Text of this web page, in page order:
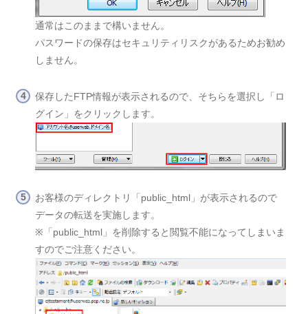
通常はこのままで構いません。
パスワードの保存はセキュリティリスクがあるためお勧め
しません。
保存したFTP情報が表示されるので、そちらを選択し「ロ
グイン」をクリックします。
お客様のディレクトリ「public_html」が表示されるので
データの転送を実施します。
※「public_html」を削除すると閲覧不能になってしまいま
すのでご注意ください。